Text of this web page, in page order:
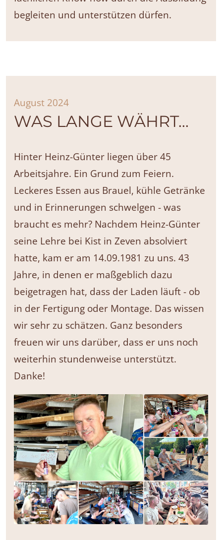
begleiten und unterstützen dürfen.
August 2024
WAS LANGE WÄHRT...
Hinter Heinz-Günter liegen über 45
Arbeitsjahre. Ein Grund zum Feiern.
Leckeres Essen aus Brauel, kühle Getränke
und in Erinnerungen schwelgen - was
braucht es mehr? Nachdem Heinz-Günter
seine Lehre bei Kist in Zeven absolviert
hatte, kam er am 14.09.1981 zu uns. 43
Jahre, in denen er maßgeblich dazu
beigetragen hat, dass der Laden läuft - ob
in der Fertigung oder Montage. Das wissen
wir sehr zu schätzen. Ganz besonders
freuen wir uns darüber, dass er uns noch
weiterhin stundenweise unterstützt.
Danke!